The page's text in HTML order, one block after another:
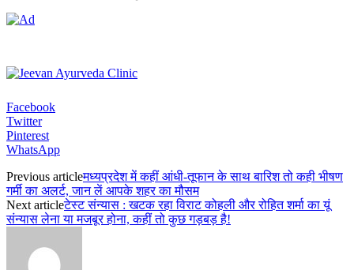
Facebook
Twitter
Pinterest
WhatsApp
Previous articleमध्यप्रदेश में कहीं आंधी-तूफान के साथ बारिश तो कही भीषण
गर्मी का अलर्ट, जान लें आपके शहर का मौसम
Next articleटेस्ट संन्यास : खटक रहा विराट कोहली और रोहित शर्मा का यूं
संन्यास लेना या मजबूर होना, कहीं तो कुछ गड़बड़ है!